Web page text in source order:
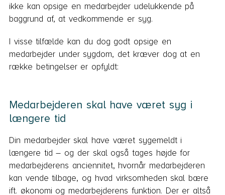
ikke kan opsige en medarbejder udelukkende på
baggrund af, at vedkommende er syg.
I visse tilfælde kan du dog godt opsige en
medarbejder under sygdom, det kræver dog at en
række betingelser er opfyldt:
Medarbejderen skal have været syg i
længere tid
Din medarbejder skal have været sygemeldt i
længere tid – og der skal også tages højde for
medarbejderens anciennitet, hvornår medarbejderen
kan vende tilbage, og hvad virksomheden skal bære
ift. økonomi og medarbejderens funktion. Der er altså